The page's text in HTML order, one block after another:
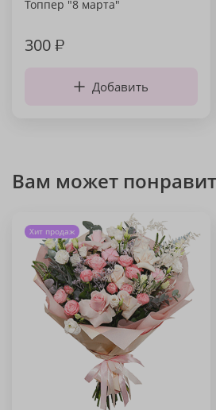
Топпер "8 марта"
300₽
Добавить
Вам может
Хит продаж